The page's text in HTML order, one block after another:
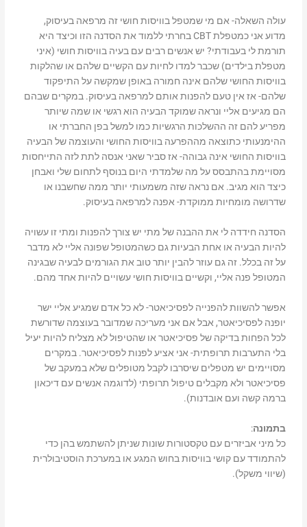
עולה השאלה- אם מי שמטפל בוויסות חושי זה מרפאה בעיסוק,
מדוע אני כמטפלת CBT בחרתי ללמוד את הסדנה הזו וכיצד היא
תורמת לי בעבודתי? יש אנשים רבים עם בעיה בוויסות חושי (איני
מטפלת בילדים) שכבר למדו לחיות עם הקשיים שלהם או שהלקות
בוויסות החושי שלהם אינה חמורה באופן שמקשה על התיפקוד
שלהם- אז אין טעם להפנות אותם למרפאה בעיסוק. במקרים שבהם
הם מגיעים אליי ונראה שמוקד הבעיה הוא רגשי או שמה שיותר
מפריע להם זה ההשלכות הרגשיות כמו למשל בפן החברתי או
ההימנעותי כתוצאה מההפרעה בוויסות החושי והעוצמה של הבעיה
בוויסות החושי אינה גבוהה- אז סביר שאני אנסה לתת לזה התייחסות
מסויימת בהתבסס על מה שלמדתי היום בנוסף לתחום שלי ואבחן
כיצד הוא מגיב. אם נראה שזה משמעותי יותר ממה שחשבנו או
שדרושה מומחיות ממוקדת- אפנה למרפאה בעיסוק.
הסדנה חידדה לי את ההבנה של מתי יש צורך להפנות ומתי זו עשויה
להיות הבעיה או אחת הבעיות גם כשהמטופל שפונה אליי לא מדבר
על זה בכלל. זה גם עוזר להבין יותר טוב את הגורמים לבעיה שבגינה
המטופל פנה אליי, וקשיים בוויסות חושי עשויים להיות אחד מהם.
אפשר להשוות להפנייה לפסיכיאטר- לא כל אדם שמגיע אליי ישר
יופנה לפסיכיאטר, אבל אם אני מעריכה שמדובר בעוצמה שדורשת
לכל הפחות בדיקה של פסיכיאטר או שהטיפול לא מצליח להיות יעיל
בלי התערבות תרופתית- אני אציע לפנות לפסיכיאטר. במקרים
מסויימים יש מטפלים שיסרבו לקבל מטופלים שלא במעקב של
פסיכיאטר ולא מקבלים טיפול תרופתי (לדוגמה אנשים עם דיכאון
ברמה קשה ועם אובדנות).
בתמונה:
כל מיני אביזרים עם טקסטורות שונות שניתן להשתמש בהן כדי
להתמודד עם קושי בוויסות בחוש המגע או במערכת הוסטיבולרית
(שיווי משקל).